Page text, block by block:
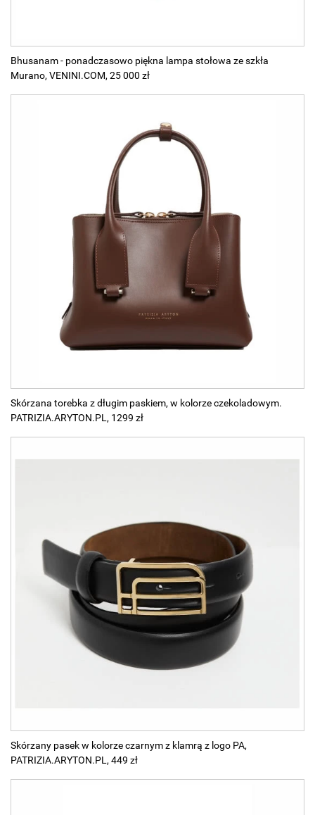
Bhusanam - ponadczasowo piękna lampa stołowa ze szkła
Murano, VENINI.COM, 25 000 zł
Skórzana torebka z długim paskiem, w kolorze czekoladowym.
PATRIZIA.ARYTON.PL, 1299 zł
Skórzany pasek w kolorze czarnym z klamrą z logo PA,
PATRIZIA.ARYTON.PL, 449 zł